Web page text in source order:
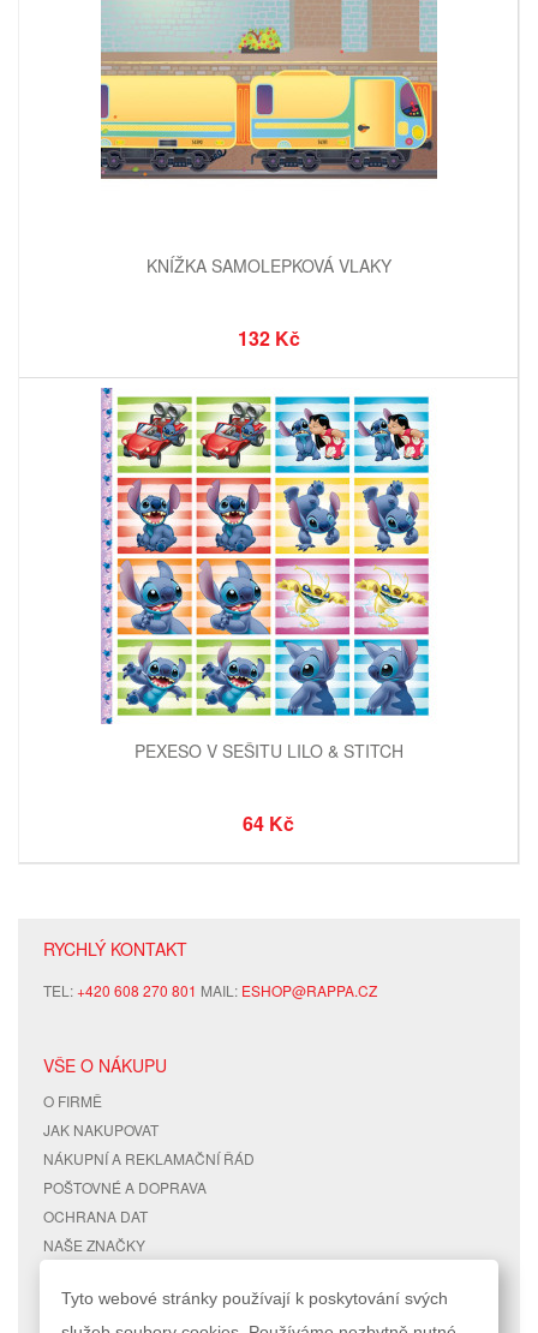
KNÍŽKA SAMOLEPKOVÁ VLAKY
132 Kč
PEXESO V SEŠITU LILO & STITCH
64 Kč
RYCHLÝ KONTAKT
TEL:+420 608 270 801 MAIL: ESHOP@RAPPA.CZ
VŠE O NÁKUPU
O FIRMĚ
JAK NAKUPOVAT
NÁKUPNÍ A REKLAMAČNÍ ŘÁD
POŠTOVNÉ A DOPRAVA
OCHRANA DAT
NAŠE ZNAČKY
Tyto webové stránky používají k poskytování svých